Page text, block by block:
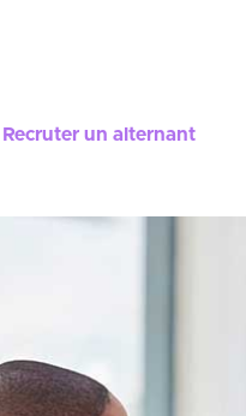
Recruter un alternant